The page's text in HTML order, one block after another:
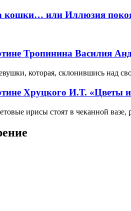
кошки… или Иллюзия
Тропинина Василия
которая, склонившись над
Хруцкого И.Т. «Цветы
ирисы стоят в чеканной вазе,